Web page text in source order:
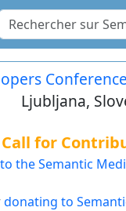
Ljubljana,
Call for
the Semantic
donating to